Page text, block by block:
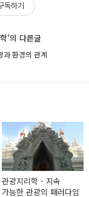
독하기
'의 다른글
과 환경의 관계
관광지리학 - 지속
가능한 관광의 패러다임